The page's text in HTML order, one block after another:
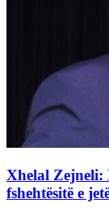
Xhelal Zejneli:
fshehtësitë e